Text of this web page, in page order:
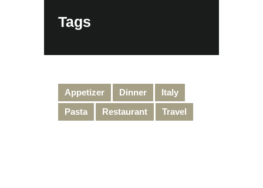
Tags
Appetizer Dinner Italy
Pasta Restaurant Travel